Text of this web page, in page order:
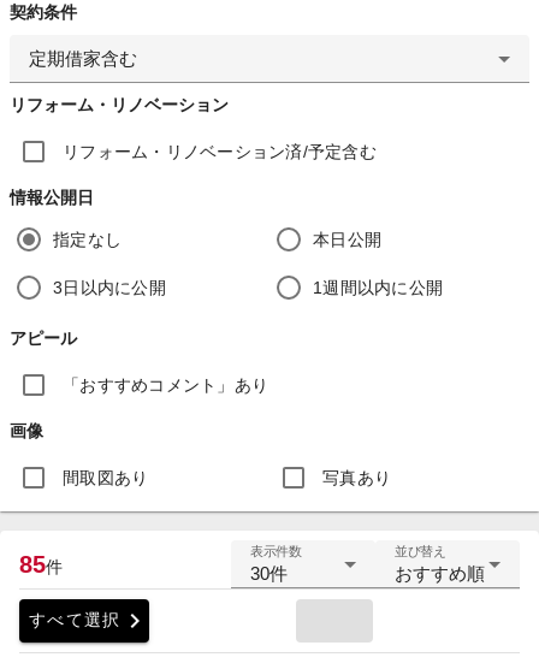
契約条件
定期借家含む
リフォーム・リノベーション
リフォーム・リノベーション済/予定含む
情報公開日
指定なし 本日公開
3日以内に公開 1週間以内に公開
アピール
「おすすめコメント」あり
画像
間取図あり 写真あり
85件
表示件数
30件
並び替え
おすすめ順
すべて選択 chevron_right